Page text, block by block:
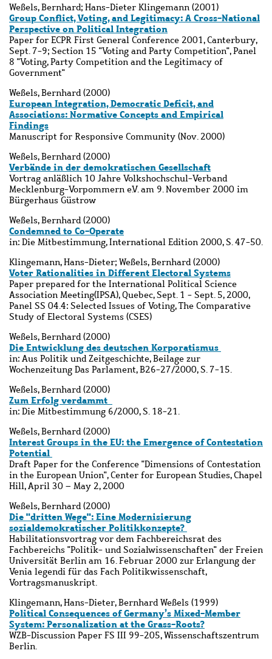
Weßels, Bernhard; Hans-Dieter Klingemann (2001)
Group Conflict, Voting, and Legitimacy: A Cross-National
Perspective on Political Integration
Paper for ECPR First General Conference 2001, Canterbury,
Sept. 7-9; Section 15 "Voting and Party Competition", Panel
8 "Voting, Party Competition and the Legitimacy of
Government"
Weßels, Bernhard (2000)
European Integration, Democratic Deficit, and
Associations: Normative Concepts and Empirical
Findings
Manuscript for Responsive Community (Nov. 2000)
Weßels, Bernhard (2000)
Verbände in der demokratischen Gesellschaft
Vortrag anläßlich 10 Jahre Volkshochschul-Verband
Mecklenburg-Vorpommern e.V. am 9. November 2000 im
Bürgerhaus Güstrow
Weßels, Bernhard (2000)
Condemned to Co-Operate
in: Die Mitbestimmung, International Edition 2000, S. 47-50.
Klingemann, Hans-Dieter; Weßels, Bernhard (2000)
Voter Rationalities in Different Electoral Systems
Paper prepared for the International Political Science
Association Meeting(IPSA), Quebec, Sept. 1 - Sept. 5, 2000,
Panel SS 04.4: Selected Issues of Voting, The Comparative
Study of Electoral Systems (CSES)
Weßels, Bernhard (2000)
Die Entwicklung des deutschen Korporatismus
in: Aus Politik und Zeitgeschichte, Beilage zur
Wochenzeitung Das Parlament, B26-27/2000, S. 7-15.
Weßels, Bernhard (2000)
Zum Erfolg verdammt
in: Die Mitbestimmung 6/2000, S. 18-21.
Weßels, Bernhard (2000)
Interest Groups in the EU: the Emergence of Contestation
Potential
Draft Paper for the Conference "Dimensions of Contestation
in the European Union", Center for European Studies, Chapel
Hill, April 30 – May 2, 2000
Weßels, Bernhard (2000)
Die "dritten Wege": Eine Modernisierung
sozialdemokratischer Politikkonzepte?
Habilitationsvortrag vor dem Fachbereichsrat des
Fachbereichs "Politik- und Sozialwissenschaften" der Freien
Universität Berlin am 16. Februar 2000 zur Erlangung der
Venia legendi für das Fach Politikwissenschaft,
Vortragsmanuskript.
Klingemann, Hans-Dieter, Bernhard Weßels (1999)
Political Consequences of Germany’s Mixed-Member
System: Personalization at the Grass-Roots?
WZB-Discussion Paper FS III 99-205, Wissenschaftszentrum
Berlin.